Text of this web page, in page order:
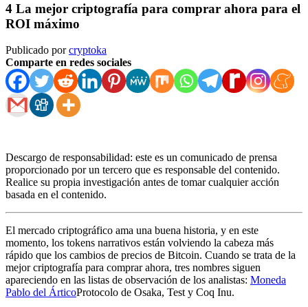
4 La mejor criptografía para comprar ahora para el
ROI máximo
Publicado porcryptoka
Comparte en redes sociales
Descargo de responsabilidad: este es un comunicado de prensa
proporcionado por un tercero que es responsable del contenido.
Realice su propia investigación antes de tomar cualquier acción
basada en el contenido.
El mercado criptográfico ama una buena historia, y en este
momento, los tokens narrativos están volviendo la cabeza más
rápido que los cambios de precios de Bitcoin. Cuando se trata de la
mejor criptografía para comprar ahora, tres nombres siguen
apareciendo en las listas de observación de los analistas: Moneda
Pablo del ÁrticoProtocolo de Osaka, Test y Coq Inu.